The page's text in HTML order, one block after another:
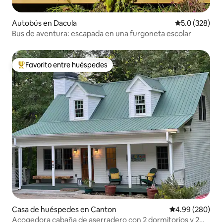
Autobús en Dacula Calificación
5.0 (328)
Bus de aventura: escapada en una furgoneta escolar
De los mejores en Favorito entre huéspedes
Favorito entre huéspedes
Casa de huéspedes en Canton Calificación
4.99 (280)
Acogedora cabaña de aserradero con 2 dormitorios y 2